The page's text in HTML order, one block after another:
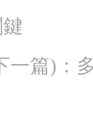
一篇) ：